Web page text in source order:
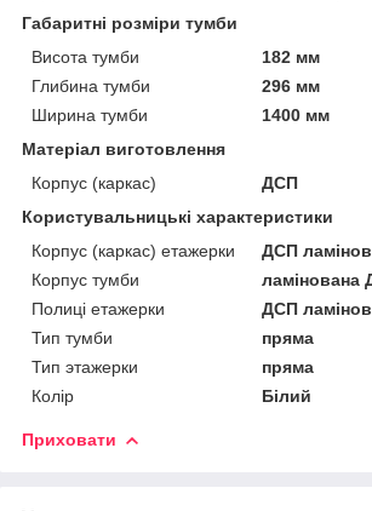
Габаритні розміри тумби
Висота тумби
182 мм
Глибина тумби
296 мм
Ширина тумби
1400 мм
Матеріал виготовлення
Корпус (каркас)
ДСП
Користувальницькі характеристики
Корпус (каркас) етажерки
ДСП
Корпус тумби
ламінована
Полиці етажерки
ДСП
Тип тумби
пряма
Тип этажерки
пряма
Колір
Білий
Приховати